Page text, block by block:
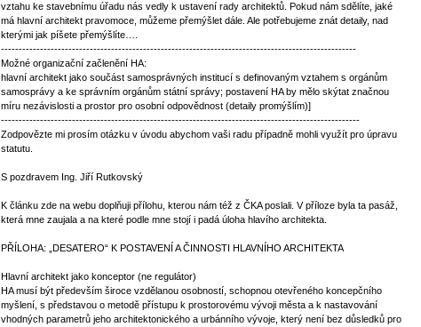
vztahu ke stavebnímu úřadu nás vedly k ustavení rady architektů. Pokud nám sdělíte, jaké
má hlavní architekt pravomoce, můžeme přemýšlet dále. Ale potřebujeme znát detaily, nad
kterými jak píšete přemýšlíte….
----------------------------------------------------------------------------------------------------
Možné organizační začlenění HA:
hlavní architekt jako součást samosprávných institucí s definovaným vztahem s orgánům
samosprávy a ke správním orgánům státní správy; postavení HA by mělo skýtat značnou
míru nezávislosti a prostor pro osobní odpovědnost (detaily promýšlím)]
-----------------------------------------------------------------------------------------------------
Zodpovězte mi prosím otázku v úvodu abychom vaši radu případně mohli využít pro úpravu
statutu.
S pozdravem Ing. Jiří Rutkovský
K článku zde na webu doplňuji přílohu, kterou nám též z ČKA poslali. V příloze byla ta pasáž,
která mne zaujala a na které podle mne stojí i padá úloha hlavího architekta.
PŘÍLOHA: „DESATERO“ K POSTAVENÍ A ČINNOSTI HLAVNÍHO ARCHITEKTA
Hlavní architekt jako konceptor (ne regulátor)
HA musí být především široce vzdělanou osobností, schopnou otevřeného koncepčního
myšlení, s představou o metodě přístupu k prostorovému vývoji města a k nastavování
vhodných parametrů jeho architektonického a urbánního vývoje, který není bez důsledků pro